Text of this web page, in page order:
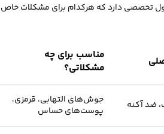
دارد که هرکدام برای مشکلات خاص
مناسب برای چه
مشکلاتی؟
ضد آکنه
جوش‌های التهابی، قرمزی،
پوست‌های حساس